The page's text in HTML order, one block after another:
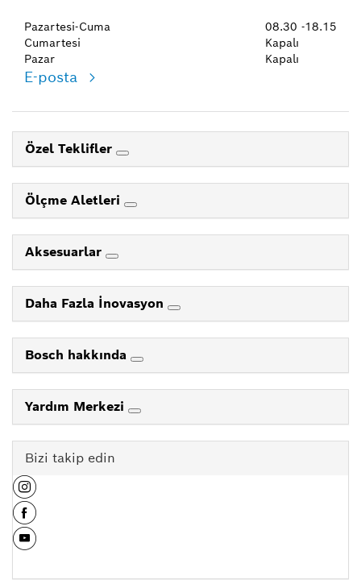
Pazartesi-Cuma
Cumartesi
Pazar
08.30 -18.15
Kapalı
Kapalı
E-posta
Özel Teklifler
Ölçme Aletleri
Aksesuarlar
Daha Fazla İnovasyon
Bosch hakkında
Yardım Merkezi
Bizi takip edin